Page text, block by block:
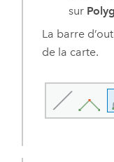
sur
La barre
de la carte.